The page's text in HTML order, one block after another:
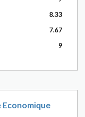
8.33
7.67
9